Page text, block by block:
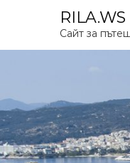
p
c
o
n
t
e
RILA.WS
Сайт за